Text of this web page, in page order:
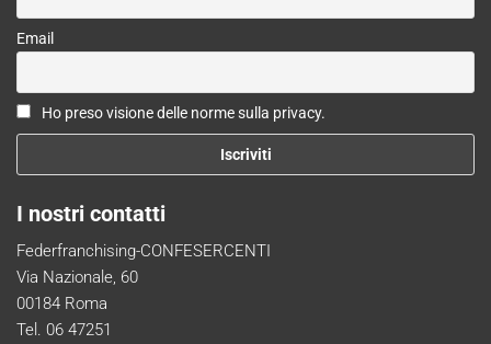
Email
Ho preso visione delle norme sulla privacy.
I nostri contatti
Federfranchising-CONFESERCENTI
Via Nazionale, 60
00184 Roma
Tel. 06 47251